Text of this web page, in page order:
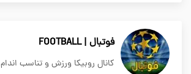
فوتبال | FOOTBALL
کانال روبیکا ورزش و تناسب اندام